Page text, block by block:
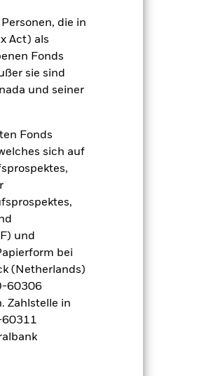
die in
Act) als
Fonds
sie sind
und seiner
Fonds
sich auf
und
bei
(Netherlands)
60306
Zahlstelle in
60311
2025
2025